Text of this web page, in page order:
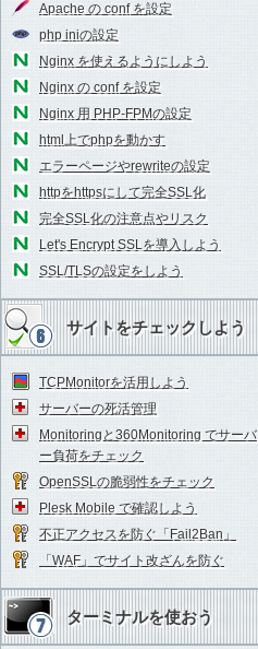
Apache の conf を設定
php iniの設定
Nginx を使えるようにしよう
Nginx の conf を設定
Nginx 用 PHP-FPMの設定
html上でphpを動かす
エラーページやrewriteの設定
httpをhttpsにして完全SSL化
完全SSL化の注意点やリスク
Let's Encrypt SSLを導入しよう
SSL/TLSの設定をしよう
サイトをチェックしよう
TCPMonitorを活用しよう
サーバーの死活管理
Monitoringと360Monitoring でサーバ
ー負荷をチェック
OpenSSLの脆弱性をチェック
Plesk Mobile で確認しよう
不正アクセスを防ぐ「Fail2Ban」
「WAF」でサイト改ざんを防ぐ
ターミナルを使おう